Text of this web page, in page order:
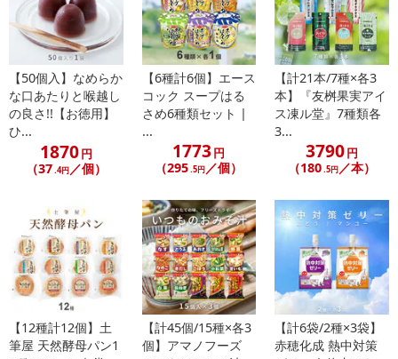
配送伝票番号がマイページに表示されない場合もございます。予
めご了承ください。
発送日カレンダー
休業日
■その他共通および商品カテゴリー別注意事項（※必ずご確認くだ
さい）
【50個入】なめらか
な口あたりと喉越し
の良さ!!【お徳用】
ひ...
1870円
（37.4円／個）
【6種計6個】エース
コック スープはる
さめ6種類セット |
...
1773円
（295.5円／個）
【計21本/7種×各3
本】『友桝果実アイ
ス凍ル堂』7種類各
3...
3790円
（180.5円／本）
【12種計12個】土
筆屋 天然酵母パン1
【計45個/15種×各3
個】アマノフーズ
【計6袋/2種×3袋】
赤穂化成 熱中対策